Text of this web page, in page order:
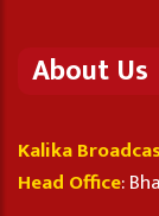
About Us
Kalika
Head Office: